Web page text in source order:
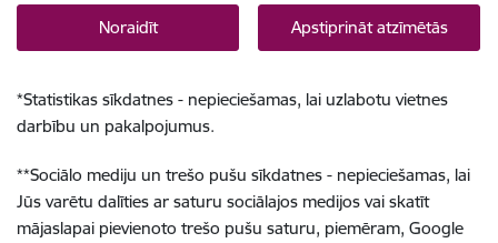
Noraidīt Apstiprināt atzīmētās
*Statistikas sīkdatnes - nepieciešamas, lai uzlabotu vietnes
darbību un pakalpojumus.
**Sociālo mediju un trešo pušu sīkdatnes - nepieciešamas, lai
Jūs varētu dalīties ar saturu sociālajos medijos vai skatīt
mājaslapai pievienoto trešo pušu saturu, piemēram, Google